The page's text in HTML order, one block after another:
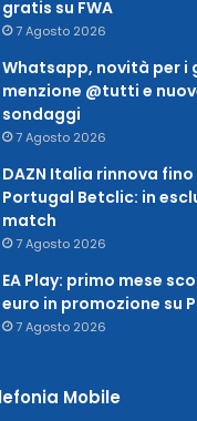
gratis su FWA
7 Agosto 2026
Whatsapp, novità per i
menzione @tutti e
sondaggi
7 Agosto 2026
DAZN Italia rinnova
Portugal Betclic: in
match
7 Agosto 2026
EA Play: primo mese
euro in promozione su
7 Agosto 2026
Mobile